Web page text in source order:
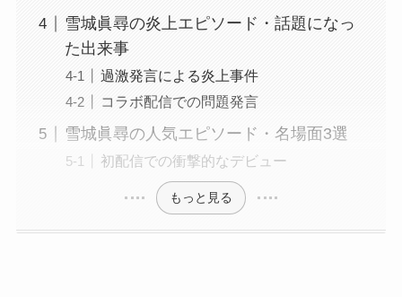
雪城眞尋の炎上エピソード・話題になっ
た出来事
過激発言による炎上事件
コラボ配信での問題発言
雪城眞尋の人気エピソード・名場面3選
初配信での衝撃的なデビュー
もっと見る